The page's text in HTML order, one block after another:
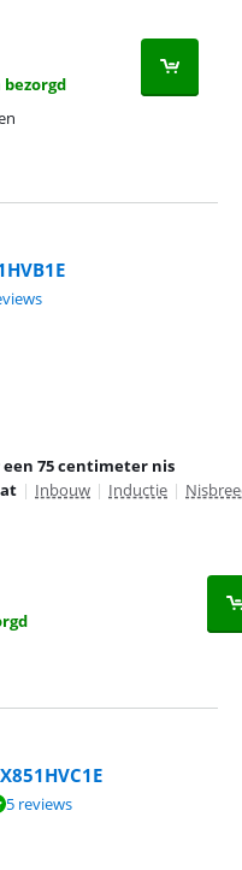
bezorgd
10 reviews.
een 75 centimeter nis
| Inbouw | Inductie |
5 reviews.
5 reviews